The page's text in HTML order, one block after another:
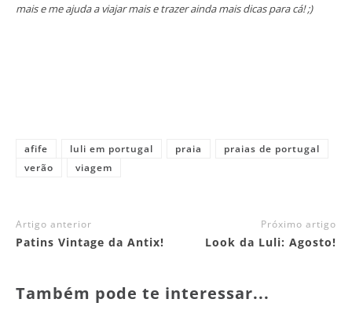
mais e me ajuda a viajar mais e trazer ainda mais dicas para cá! ;)
afife luli em portugal praia
praias de portugal
verão
viagem
Artigo anterior
Patins Vintage da Antix!
Próximo artigo
Look da Luli: Agosto!
Também pode te interessar...